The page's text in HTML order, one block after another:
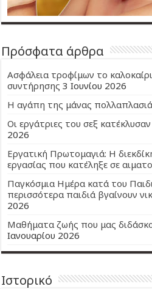
Πρόσφατα άρθρα
Ασφάλεια τροφίμων το
συντήρησης 3 Ιουνίου 2026
Η αγάπη της μάνας
Οι εργάτριες του σεξ
2026
Εργατική Πρωτομαγιά: Η
εργασίας που κατέληξε σε
Παγκόσμια Ημέρα κατά του
περισσότερα παιδιά βγαίνουν
2026
Μαθήματα ζωής που μας
Ιανουαρίου 2026
Ιστορικό